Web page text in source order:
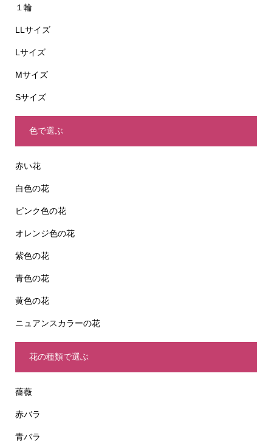
１輪
LLサイズ
Lサイズ
Mサイズ
Sサイズ
色で選ぶ
赤い花
白色の花
ピンク色の花
オレンジ色の花
紫色の花
青色の花
黄色の花
ニュアンスカラーの花
花の種類で選ぶ
薔薇
赤バラ
青バラ